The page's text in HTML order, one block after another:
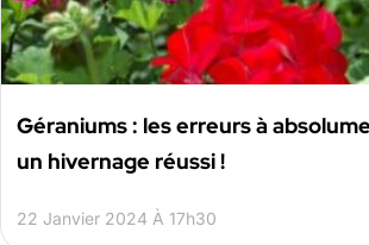
Géraniums : les erreurs à
un hivernage réussi !
22 Janvier 2024 À 17h30